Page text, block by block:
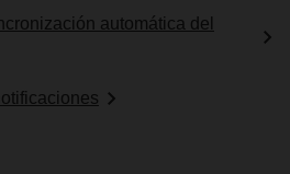
automática del